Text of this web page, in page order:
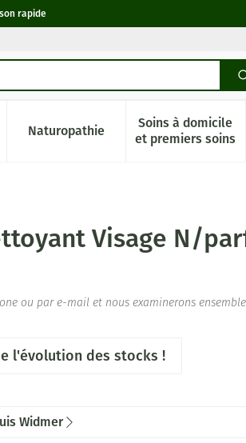
rapide
& vitamines
Grossesse et enfants
sous-menu pour la catégorie Vitalité 50+
NaturopathieAfficher le sous-menu pour la
Soins à domicile
et premiers soins
Afficher
Visage N/
l'évolution des stocks !
ou par e-mail et nous examinerons
Widmer